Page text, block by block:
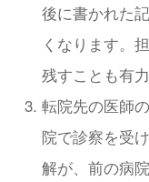
後に書かれた
くなります。
残すことも有
転院先の医師
院で診察を受
解が、前の病